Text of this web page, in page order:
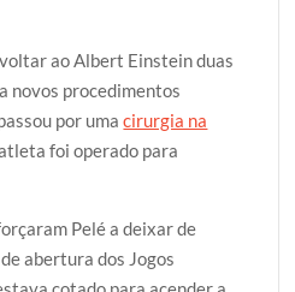
ao Albert Einstein duas
novos procedimentos
por umacirurgia na
foi operado para
Pelé a deixar de
abertura dos Jogos